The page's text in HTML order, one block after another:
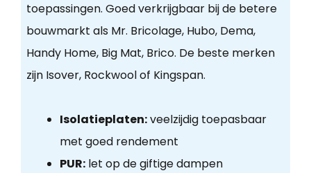
toepassingen. Goed verkrijgbaar bij de betere
bouwmarkt als Mr. Bricolage, Hubo, Dema,
Handy Home, Big Mat, Brico. De beste merken
zijn Isover, Rockwool of Kingspan.
Isolatieplaten:veelzijdig toepasbaar
met goed rendement
PUR:let op de giftige dampen